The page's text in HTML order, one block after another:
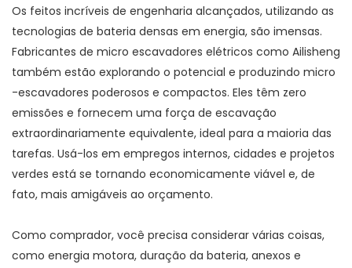
Os feitos incríveis de engenharia alcançados, utilizando as
tecnologias de bateria densas em energia, são imensas.
Fabricantes de micro escavadores elétricos como Ailisheng
também estão explorando o potencial e produzindo micro
-escavadores poderosos e compactos. Eles têm zero
emissões e fornecem uma força de escavação
extraordinariamente equivalente, ideal para a maioria das
tarefas. Usá-los em empregos internos, cidades e projetos
verdes está se tornando economicamente viável e, de
fato, mais amigáveis ​​ao orçamento.
Como comprador, você precisa considerar várias coisas,
como energia motora, duração da bateria, anexos e